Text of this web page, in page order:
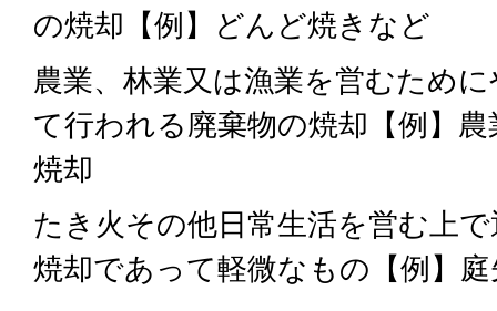
の焼却【例】どんど焼きなど
農業、林業又は漁業を営むため
て行われる廃棄物の焼却【例】
焼却
たき火その他日常生活を営む上
焼却であって軽微なもの【例】